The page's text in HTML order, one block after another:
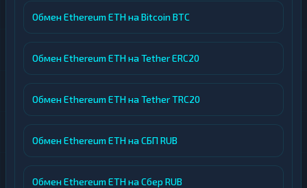
Обмен Ethereum ETH на Bitcoin BTC
Обмен Ethereum ETH на Tether ERC20
Обмен Ethereum ETH на Tether TRC20
Обмен Ethereum ETH на СБП RUB
Обмен Ethereum ETH на Сбер RUB